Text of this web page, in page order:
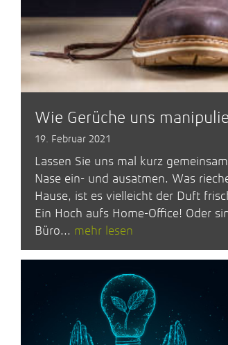
Wie Gerüche uns
19. Februar 2021
Lassen Sie uns mal kurz
Nase ein- und ausatmen. Was
Hause, ist es vielleicht der Duft
Ein Hoch aufs Home-Office! Oder
Büro... mehr lesen